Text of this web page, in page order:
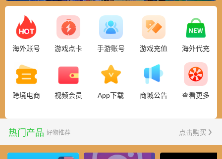
海外账号 游戏点卡 手游账号 游戏充值 海外代充
跨境电商 视频会员 App下载 商城公告 查看更多
热门产品 好物推荐 点击购买